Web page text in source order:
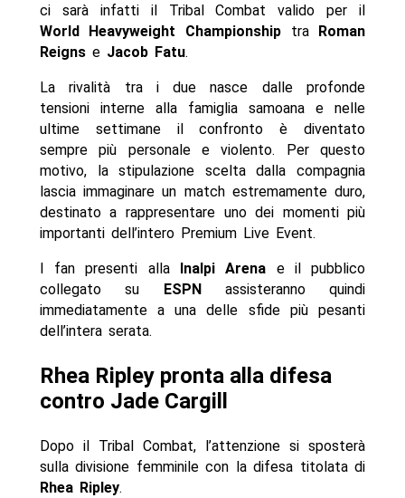
ci sarà infatti il Tribal Combat valido per il
World Heavyweight Championship tra
Roman
Reignse Jacob Fatu.
La rivalità tra i due nasce dalle profonde
tensioni interne alla famiglia samoana e nelle
ultime settimane il confronto è diventato
sempre più personale e violento. Per questo
motivo, la stipulazione scelta dalla compagnia
lascia immaginare un match estremamente duro,
destinato a rappresentare uno dei momenti più
importanti dell’intero Premium Live Event.
I fan presenti alla Inalpi Arena e il pubblico
collegato su
ESPN
assisteranno quindi
immediatamente a una delle sfide più pesanti
dell’intera serata.
Rhea Ripley pronta alla difesa
contro Jade Cargill
Dopo il Tribal Combat, l’attenzione si sposterà
sulla divisione femminile con la difesa titolata di
Rhea Ripley.